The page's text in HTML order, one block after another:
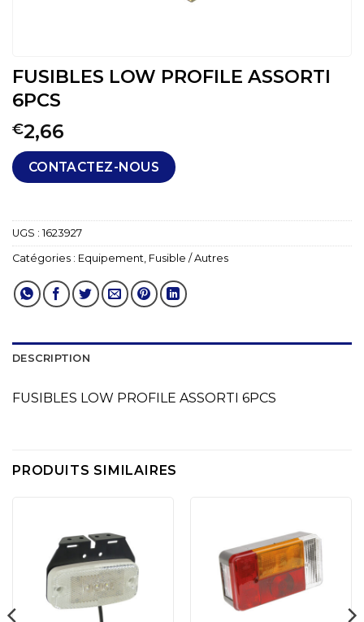
FUSIBLES LOW PROFILE ASSORTI
6PCS
€2,66
CONTACTEZ-NOUS
UGS : 1623927
Catégories : Equipement Fusible / Autres
DESCRIPTION
FUSIBLES LOW PROFILE ASSORTI 6PCS
PRODUITS SIMILAIRES